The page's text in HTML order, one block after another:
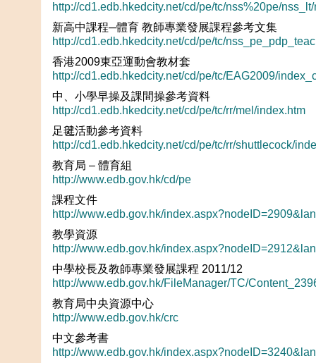
http://cd1.edb.hkedcity.net/cd/pe/tc/nss%20pe/
新高中課程─體育 教師專業發展課程參考文集
http://cd1.edb.hkedcity.net/cd/pe/tc/
香港2009東亞運動會教材套
http://cd1.edb.hkedcity.net/cd/pe/tc/EAG2009/
中、小學早操及課間操參考資料
http://cd1.edb.hkedcity.net/cd/pe/tc/rr/mel/index.htm
足毽活動參考資料
http://cd1.edb.hkedcity.net/cd/pe/tc/rr/shuttlecock/
教育局 – 體育組
http://www.edb.gov.hk/cd/pe
課程文件
http://www.edb.gov.hk/
教學資源
http://www.edb.gov.hk/
中學校長及教師專業發展課程 2011/12
http://www.edb.gov.hk/FileManager/TC/
教育局中央資源中心
http://www.edb.gov.hk/crc
中文參考書
http://www.edb.gov.hk/